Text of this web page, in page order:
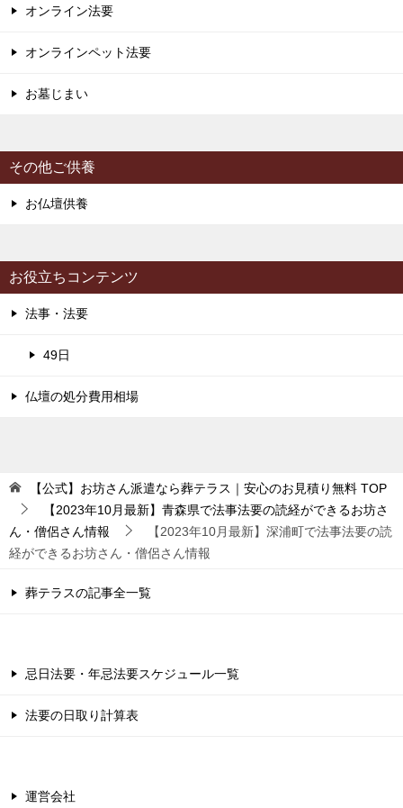
オンライン法要
オンラインペット法要
お墓じまい
その他ご供養
お仏壇供養
お役立ちコンテンツ
法事・法要
49日
仏壇の処分費用相場
【公式】お坊さん派遣なら葬テラス｜安心のお見積り無料 TOP
【2023年10月最新】青森県で法事法要の読経ができるお坊さ
ん・僧侶さん情報
【2023年10月最新】深浦町で法事法要の読
経ができるお坊さん・僧侶さん情報
葬テラスの記事全一覧
忌日法要・年忌法要スケジュール一覧
法要の日取り計算表
運営会社